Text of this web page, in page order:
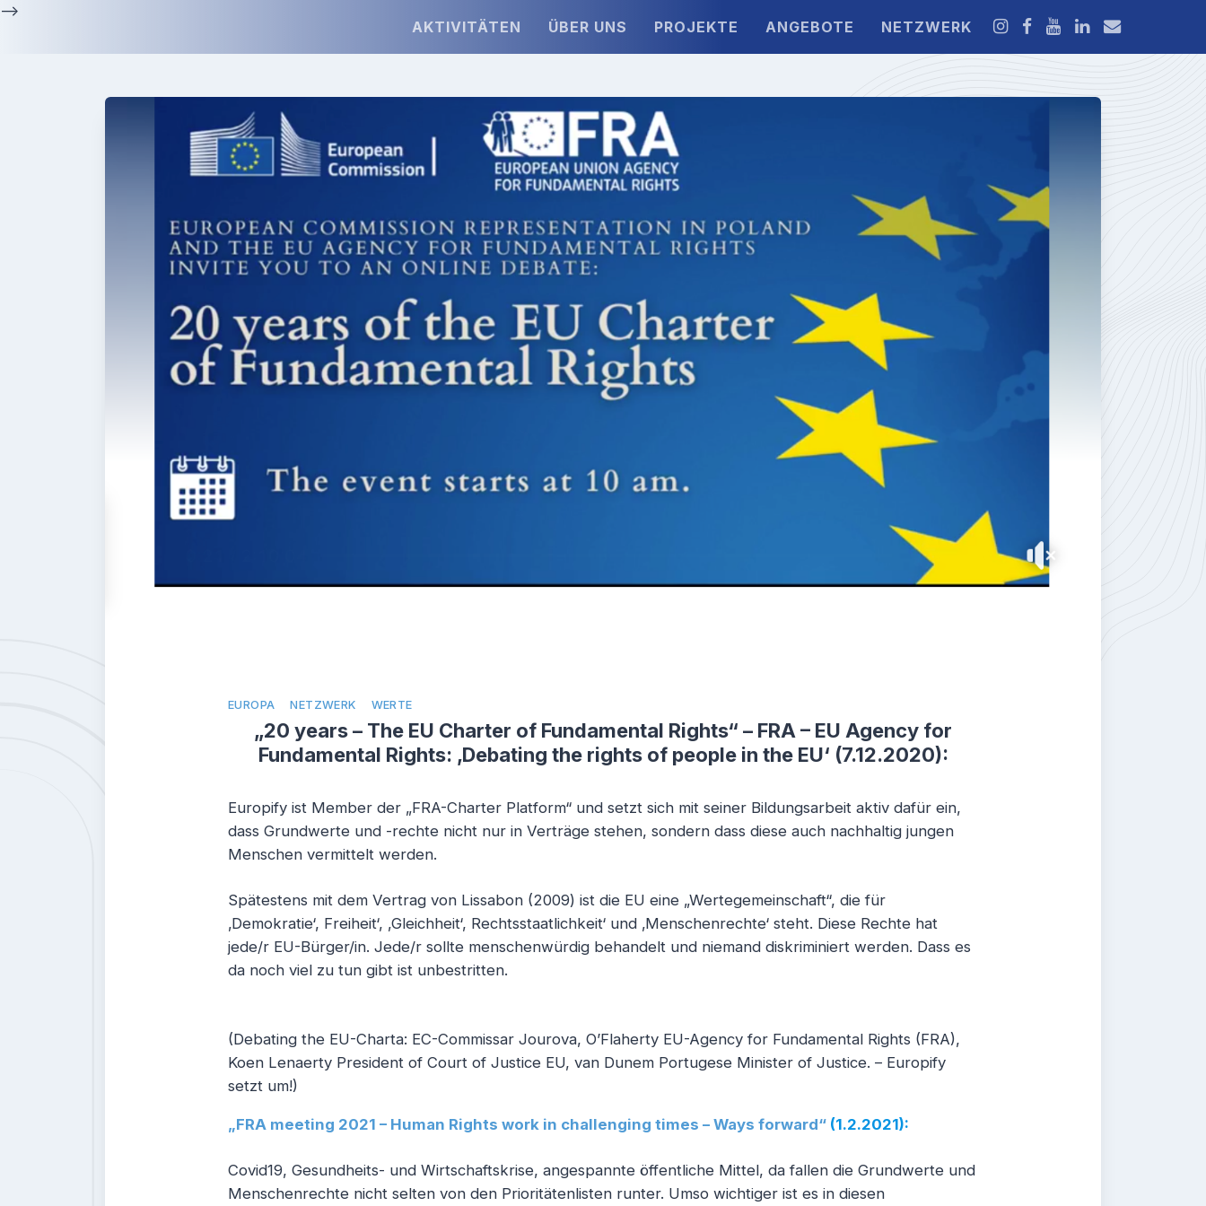
Skip
AKTIVITÄTEN ÜBER UNS PROJEKTE ANGEBOTE NETZWERK
-->
EUROPA NETZWERK WERTE
„20 years – The EU Charter of Fundamental Rights“ – FRA – EU Agency for
Fundamental Rights: ‚Debating the rights of people in the EU‘ (7.12.2020):
Europify ist Member der „FRA-Charter Platform“ und setzt sich mit seiner Bildungsarbeit aktiv dafür ein,
dass Grundwerte und -rechte nicht nur in Verträge stehen, sondern dass diese auch nachhaltig jungen
Menschen vermittelt werden.
Spätestens mit dem Vertrag von Lissabon (2009) ist die EU eine „Wertegemeinschaft“, die für
‚Demokratie‘, Freiheit‘, ‚Gleichheit‘, Rechtsstaatlichkeit‘ und ‚Menschenrechte‘ steht. Diese Rechte hat
jede/r EU-Bürger/in. Jede/r sollte menschenwürdig behandelt und niemand diskriminiert werden. Dass es
da noch viel zu tun gibt ist unbestritten.
(Debating the EU-Charta: EC-Commissar Jourova, O’Flaherty EU-Agency for Fundamental Rights (FRA),
Koen Lenaerty President of Court of Justice EU, van Dunem Portugese Minister of Justice. – Europify
setzt um!)
„FRA meeting 2021 – Human Rights work in challenging times – Ways forward“ (1.2.2021):
Covid19, Gesundheits- und Wirtschaftskrise, angespannte öffentliche Mittel, da fallen die Grundwerte und
Menschenrechte nicht selten von den Prioritätenlisten runter. Umso wichtiger ist es in diesen